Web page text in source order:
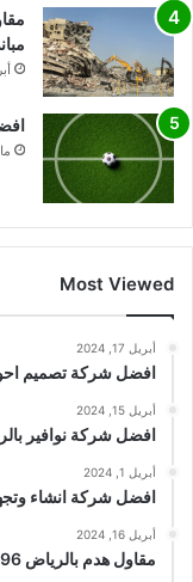
Most Viewed
أبريل 17, 2024
افضل شركة تصميم احواض
أبريل 15, 2024
افضل شركة نوافير بالرياض
أبريل 1, 2024
افضل شركة انشاء وتجهيز
أبريل 16, 2024
مقاول هدم بالرياض 0501956996 شركة هدم مبانى بالرياض